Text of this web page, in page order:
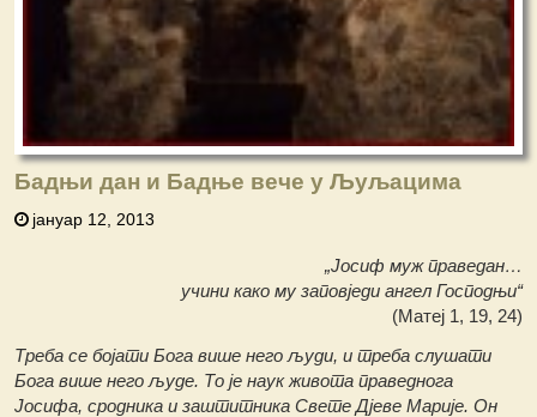
Бадњи дан и Бадње вече у Љуљацима
јануар 12, 2013
„Јосиф муж праведан…
учини како му заповједи ангел Господњи“
(Матеј 1, 19, 24)
Треба се бојати Бога више него људи, и треба слушати
Бога више него људе. То је наук живота праведнога
Јосифа, сродника и заштитника Свете Дјеве Марије. Он